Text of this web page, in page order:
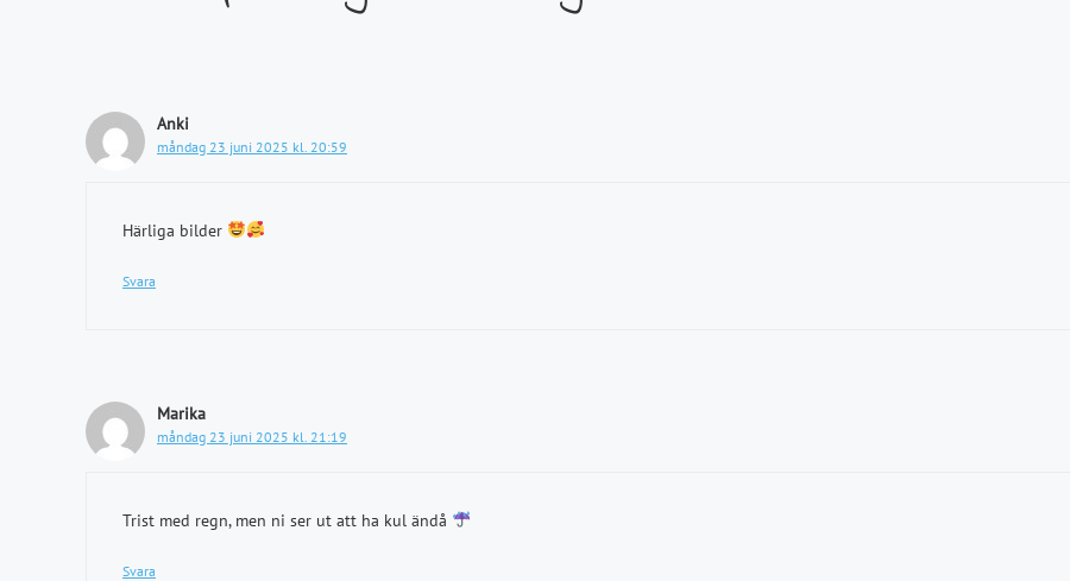
Anki
måndag 23 juni 2025 kl. 20:59
Härliga bilder
Svara
Marika
måndag 23 juni 2025 kl. 21:19
Trist med regn, men ni ser ut att ha kul ändå
Svara